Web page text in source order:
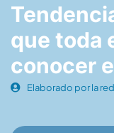
que toda
conocer
Elaborado por la